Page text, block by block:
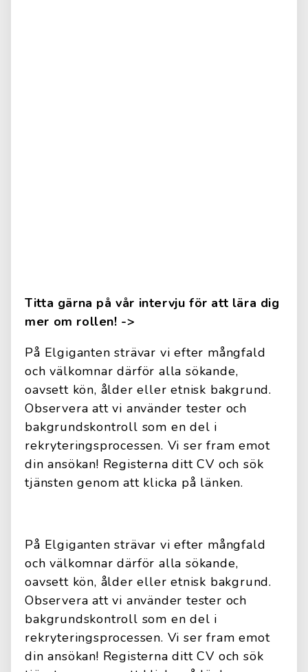
Titta gärna på vår intervju för att lära dig
mer om rollen! ->
På Elgiganten strävar vi efter mångfald
och välkomnar därför alla sökande,
oavsett kön, ålder eller etnisk bakgrund.
Observera att vi använder tester och
bakgrundskontroll som en del i
rekryteringsprocessen. Vi ser fram emot
din ansökan! Registerna ditt CV och sök
tjänsten genom att klicka på länken.
På Elgiganten strävar vi efter mångfald
och välkomnar därför alla sökande,
oavsett kön, ålder eller etnisk bakgrund.
Observera att vi använder tester och
bakgrundskontroll som en del i
rekryteringsprocessen. Vi ser fram emot
din ansökan! Registerna ditt CV och sök